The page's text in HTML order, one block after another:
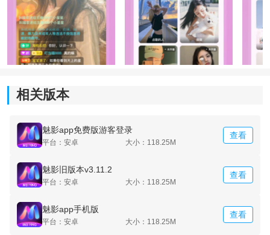
喜欢参与感和互动氛围的用户。
相关版本
魅影app免费版游客登录
平台：安卓 大小：118.25M
查看
魅影旧版本v3.11.2
平台：安卓 大小：118.25M
查看
魅影app手机版
平台：安卓 大小：118.25M
查看